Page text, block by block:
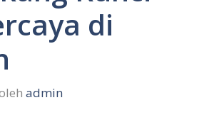
di
admin